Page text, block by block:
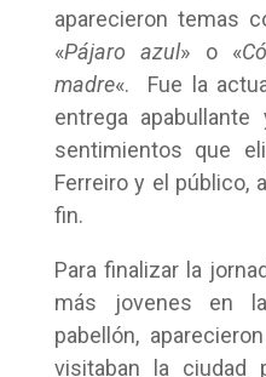
aparecieron temas
«Pájaro azul» o «
madre«. Fue la
entrega
sentimientos que
Ferreiro y el público,
fin.
Para finalizar la
más jovenes en
pabellón, aparecieron
visitaban la ciudad